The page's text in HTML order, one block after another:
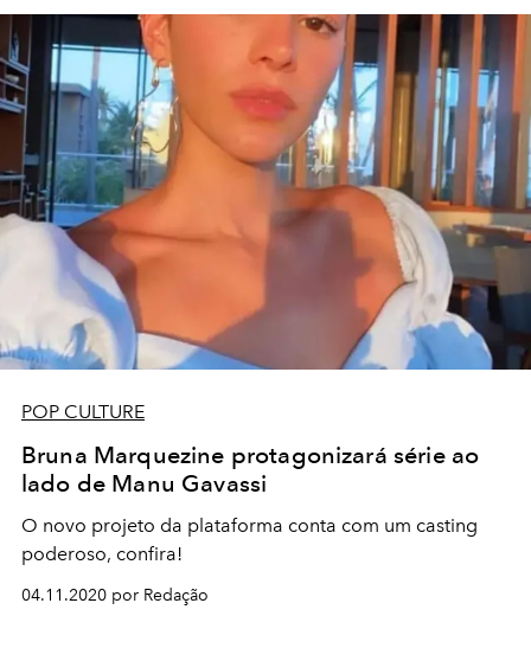
POP CULTURE
Bruna Marquezine protagonizará série ao
lado de Manu Gavassi
O novo projeto da plataforma conta com um casting
poderoso, confira!
04.11.2020 por Redação